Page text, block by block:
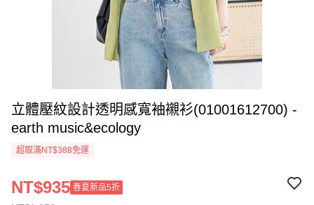
立體壓紋設計透明感寬袖襯衫(01001612700) -
earth music&ecology
超取滿NT$388免運
NT$935 春夏新品5折